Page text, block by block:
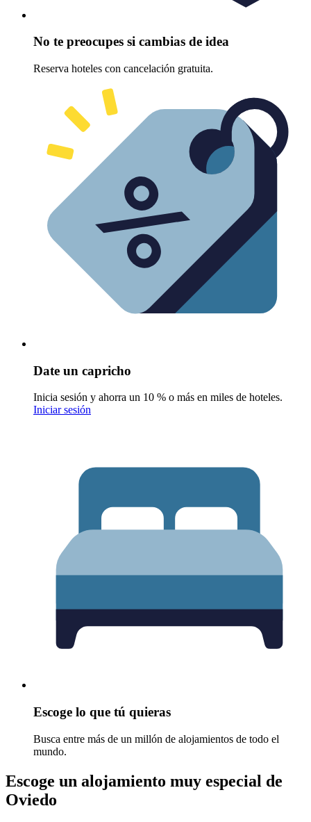
No te preocupes si cambias de idea
Reserva hoteles con cancelación gratuita.
Date un capricho
Inicia sesión y ahorra un 10 % o más en miles de hoteles.
Iniciar sesión
Escoge lo que tú quieras
Busca entre más de un millón de alojamientos de todo el
mundo.
Escoge un alojamiento muy especial de
Oviedo